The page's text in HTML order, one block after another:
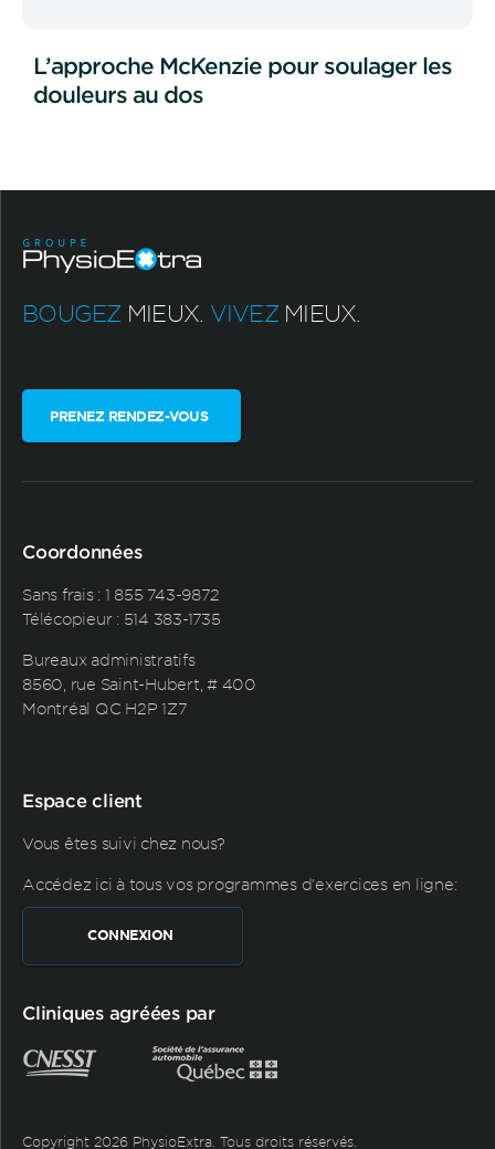
L’approche McKenzie pour soulager les
douleurs au dos
BOUGEZ MIEUX. VIVEZ MIEUX.
PRENEZ RENDEZ-VOUS
Coordonnées
Sans frais : 1 855 743-9872
Télécopieur : 514 383-1735
Bureaux administratifs
8560, rue Saint-Hubert, # 400
Montréal QC H2P 1Z7
Espace client
Vous êtes suivi chez nous?
Accédez ici à tous vos programmes d'exercices en ligne:
CONNEXION
Cliniques agréées par
Copyright 2026 PhysioExtra. Tous droits réservés.